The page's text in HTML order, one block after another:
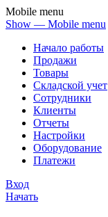
Mobile menu
Show — Mobile menu
Начало работы
Продажи
Товары
Cкладской учет
Сотрудники
Клиенты
Отчеты
Настройки
Оборудование
Платежи
Вход
Начать